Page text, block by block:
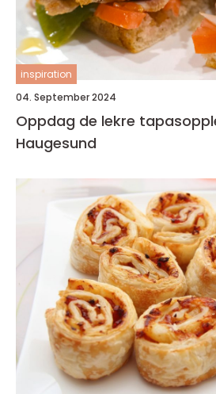
inspiration
04. September 2024
Oppdag de lekre
Haugesund